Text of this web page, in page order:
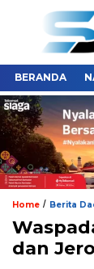
BERANDA
Home / Berita
dan